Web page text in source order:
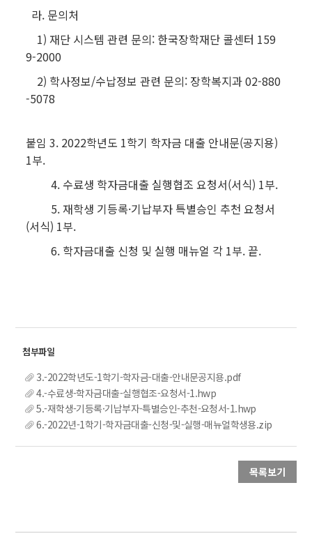
라. 문의처
1) 재단 시스템 관련 문의: 한국장학재단 콜센터 159
9-2000
2) 학사정보/수납정보 관련 문의: 장학복지과 02-880
-5078
붙임 3. 2022학년도 1학기 학자금 대출 안내문(공지용)
1부.
4. 수료생 학자금대출 실행협조 요청서(서식) 1부.
5. 재학생 기등록·기납부자 특별승인 추천 요청서
(서식) 1부.
6. 학자금대출 신청 및 실행 매뉴얼 각 1부. 끝.
3.-2022학년도-1학기-학자금-대출-안내문공지용.pdf
4.-수료생-학자금대출-실행협조-요청서-1.hwp
5.-재학생-기등록·기납부자-특별승인-추천-요청서-1.hwp
6.-2022년-1학기-학자금대출-신청-및-실행-매뉴얼학생용.zip
목록보기